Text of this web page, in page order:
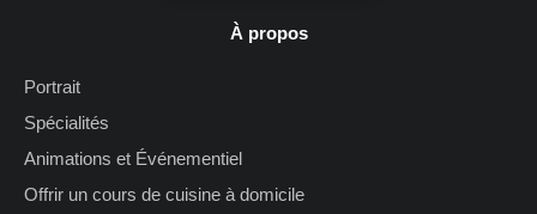
À propos
Portrait
Spécialités
Animations et Événementiel
Offrir un cours de cuisine à domicile